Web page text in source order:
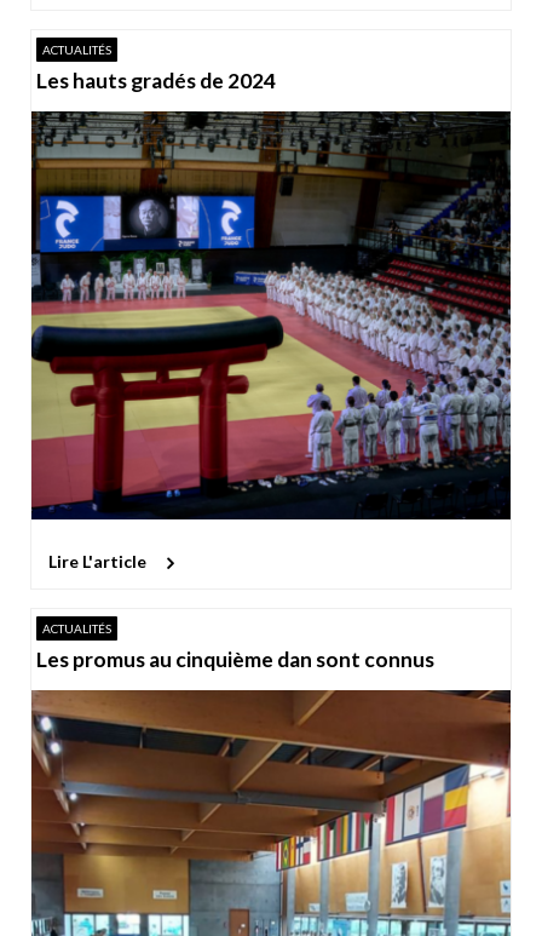
ACTUALITÉS
Les hauts gradés de 2024
Lire L'article
ACTUALITÉS
Les promus au cinquième dan sont connus